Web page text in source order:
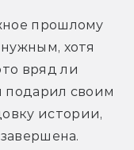
прошлому
хотя
вряд ли
подарил своим
истории,